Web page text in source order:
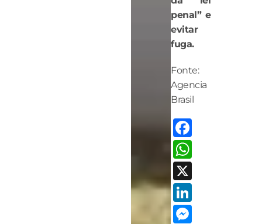
penal” e
evitar
fuga.
Fonte:
Agencia
Brasil